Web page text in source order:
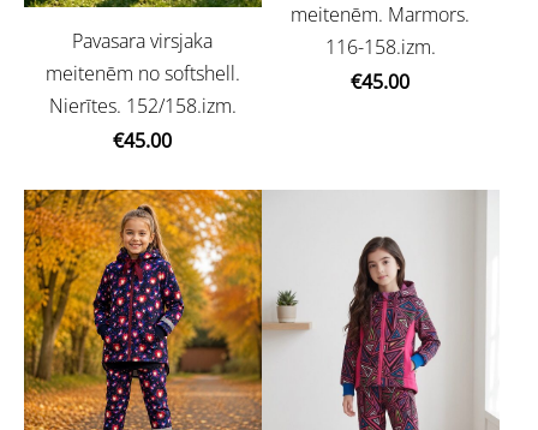
Pavasara virsjaka
meitenēm no softshell.
Nierītes. 152/158.izm.
€45.00
meitenēm. Marmors.
116-158.izm.
€45.00